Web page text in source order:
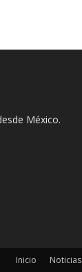
México.
Inicio Noticias